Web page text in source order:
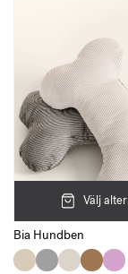
Välj
Bia Hundben